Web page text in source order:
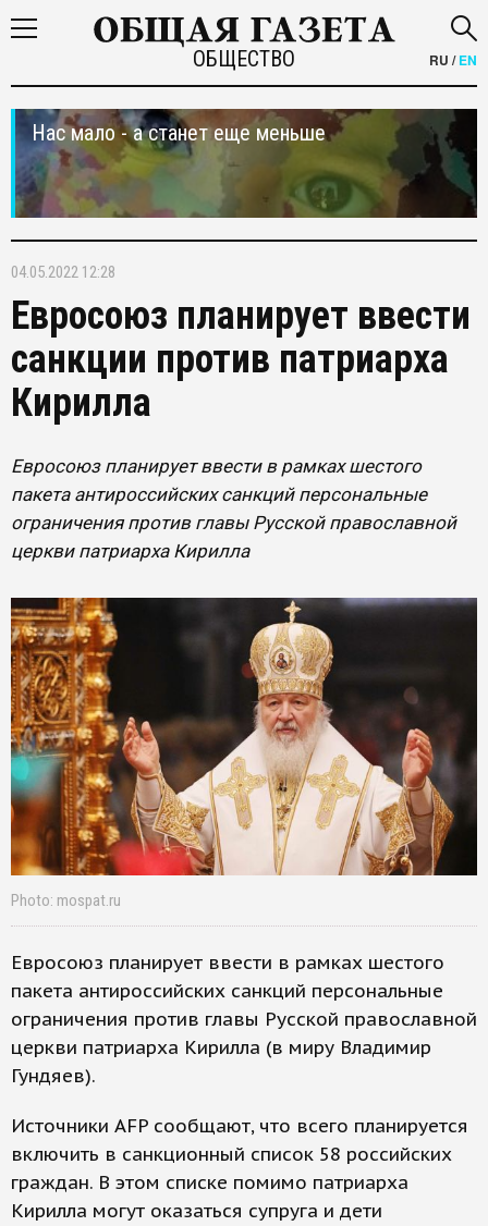
ОБЩЕСТВО RU /EN
Нас мало - а станет еще меньше
04.05.2022 12:28
Евросоюз планирует ввести
санкции против патриарха
Кирилла
Евросоюз планирует ввести в рамках шестого
пакета антироссийских санкций персональные
ограничения против главы Русской православной
церкви патриарха Кирилла
Photo: mospat.ru
Евросоюз планирует ввести в рамках шестого
пакета антироссийских санкций персональные
ограничения против главы Русской православной
церкви патриарха Кирилла (в миру Владимир
Гундяев).
Источники AFP сообщают, что всего планируется
включить в санкционный список 58 российских
граждан. В этом списке помимо патриарха
Кирилла могут оказаться супруга и дети